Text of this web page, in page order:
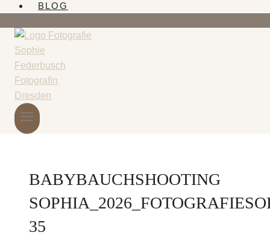
BLOG
BABYBAUCHSHOOTING
35